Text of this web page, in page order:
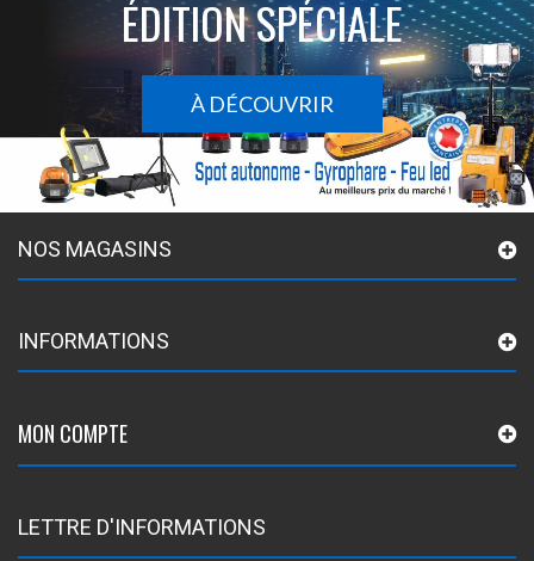
ÉDITION SPÉCIALE
À DÉCOUVRIR
NOS MAGASINS
INFORMATIONS
MON COMPTE
LETTRE D'INFORMATIONS